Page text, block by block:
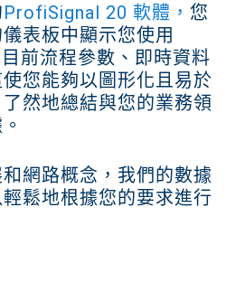
ProfiSignal 20 軟體， 您
表板中顯示您使用
前流程參數、即時資料
您能夠以圖形化且易於
然地總結與您的業務領
網路概念，我們的數據
鬆地根據您的要求進行